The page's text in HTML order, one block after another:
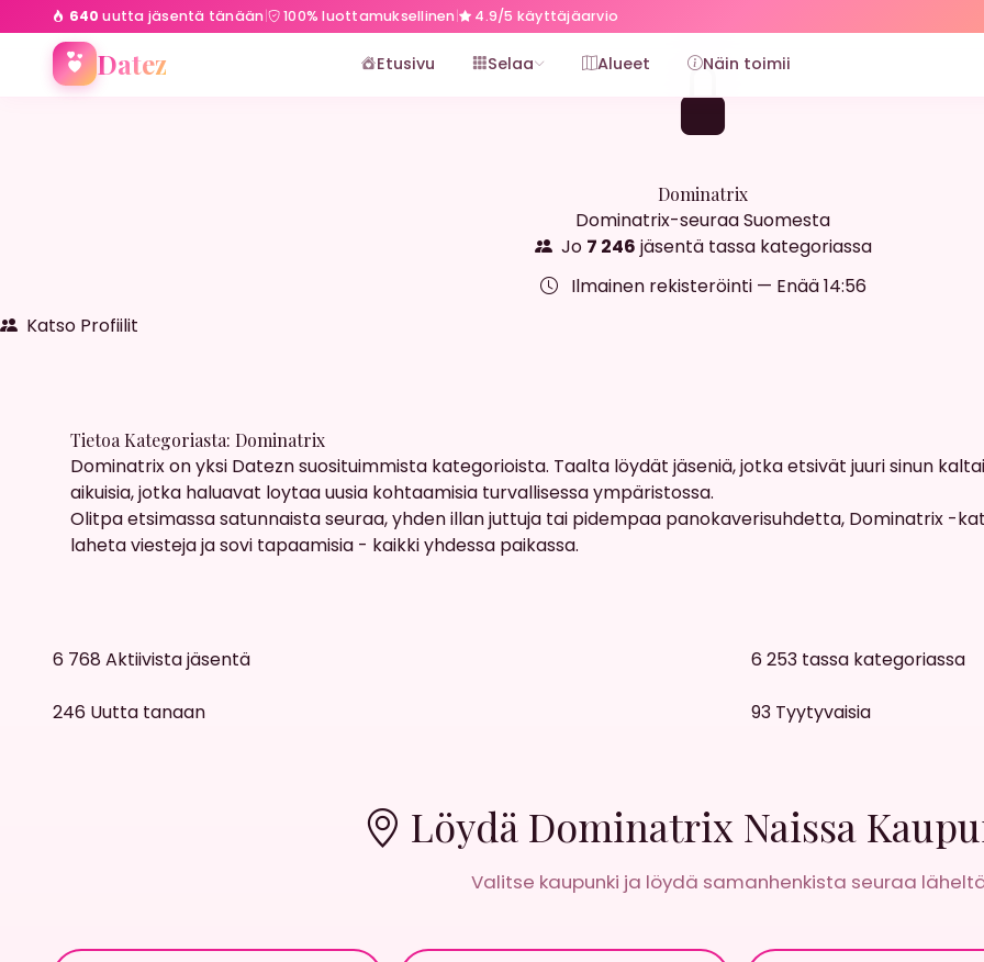
640 uutta jäsentä tänään| 100% luottamuksellinen| 4.9/5 käyttäjäarvio
Datez Etusivu Selaa Alueet Näin toimii
EtusivuDominatrix
Dominatrix
Dominatrix-seuraa Suomesta
Jo 7 246 jäsentä tassa kategoriassa
Ilmainen rekisteröinti — Enää14:55
Katso Profiilit
Tietoa Kategoriasta: Dominatrix
Dominatrix on yksi Datezn suosituimmista kategorioista. Taalta löydät jäseniä, jotka etsivät juuri sinun
aikuisia, jotka haluavat loytaa uusia kohtaamisia turvallisessa ympäristossa.
Olitpa etsimassa satunnaista seuraa, yhden illan juttuja tai pidempaa panokaverisuhdetta, Dominatrix -
laheta viesteja ja sovi tapaamisia - kaikki yhdessa paikassa.
6 768 Aktiivista jäsentä 6 253 tassa kategoriassa
246 Uutta tanaan 93 Tyytyvaisia
Löydä Dominatrix Naissa
Valitse kaupunki ja löydä samanhenkista seuraa